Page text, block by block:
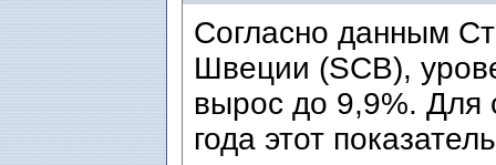
Согласно данным
Швеции (SCB),
вырос до 9,9%. Для
года этот